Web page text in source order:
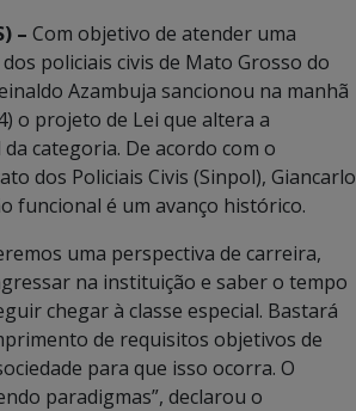
– Com objetivo de atender uma
policiais civis de Mato Grosso do
Azambuja sancionou na manhã
o projeto de Lei que altera a
categoria. De acordo com o
dos Policiais Civis (Sinpol), Giancarlo
funcional é um avanço histórico.
uma perspectiva de carreira,
na instituição e saber o tempo
chegar à classe especial. Bastará
de requisitos objetivos de
para que isso ocorra. O
paradigmas”, declarou o